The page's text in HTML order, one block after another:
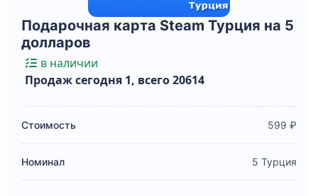
Подарочная карта Steam Турция на 5
долларов
в наличии
Продаж сегодня 1, всего 20614
Стоимость 599 ₽
Номинал 5 Турция